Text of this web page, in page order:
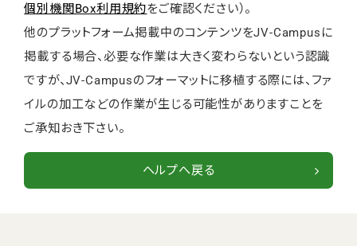
個別機関Box利用規約をご確認ください）。
他のプラットフォーム掲載中のコンテンツをJV-Campusに
掲載する場合、必要な作業は大きく変わらないという認識
ですが、JV-Campusのフォーマットに移植する際には、ファ
イルの加工などの作業が生じる可能性がありますことを
ご承知おき下さい。
ヘルプへ戻る